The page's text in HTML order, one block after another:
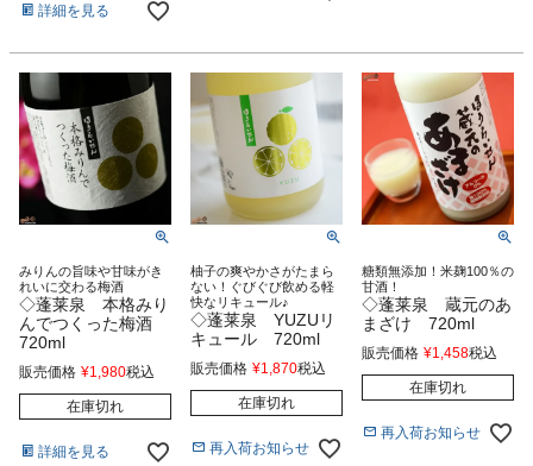
詳細を見る
みりんの旨味や甘味がき
れいに交わる梅酒
◇蓬莱泉 本格みり
んでつくった梅酒
720ml
販売価格 ¥1,980税込
在庫切れ
詳細を見る
柚子の爽やかさがたまら
ない！ぐびぐび飲める軽
快なリキュール♪
◇蓬莱泉 YUZUリ
キュール 720ml
販売価格 ¥1,870税込
在庫切れ
再入荷お知らせ
糖類無添加！米麹100％の
甘酒！
◇蓬莱泉 蔵元のあ
まざけ 720ml
販売価格 ¥1,458税込
在庫切れ
再入荷お知らせ